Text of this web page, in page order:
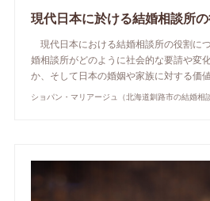
現代日本に於ける結婚相談所
現代日本における結婚相談所の役割に
婚相談所がどのように社会的な要請や変
か、そして日本の婚姻や家族に対する価